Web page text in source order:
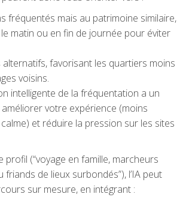
fréquentés mais au patrimoine similaire,
matin ou en fin de journée pour éviter
favorisant les quartiers moins
voisins.
intelligente de la fréquentation a un
votre expérience (moins
calme) et réduire la pression sur les sites
profil (“voyage en famille, marcheurs
friands de lieux surbondés”), l’IA peut
sur mesure, en intégrant :